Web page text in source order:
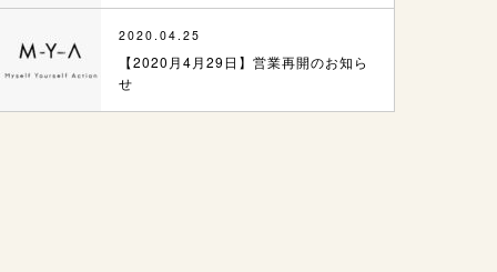
2020.04.25
【2020月4月29日】営業再開のお知ら
せ